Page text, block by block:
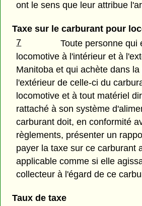
ont le sens que leur attribue
Taxe sur le carburant pour
7
Toute personne qui
locomotive à l'intérieur et à
Manitoba et qui achète dans
l'extérieur de celle-ci du
locomotive et à tout matériel
rattaché à son système
carburant doit, en conformité
règlements, présenter un
payer la taxe sur ce carburant
applicable comme si elle
collecteur à l'égard de ce
Taux de taxe